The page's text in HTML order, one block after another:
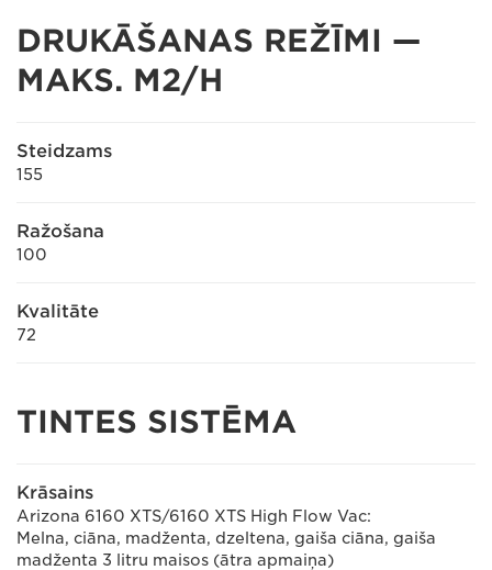
DRUKĀŠANAS REŽĪMI —
MAKS. M2/H
Steidzams
155
Ražošana
100
Kvalitāte
72
TINTES SISTĒMA
Krāsains
Arizona 6160 XTS/6160 XTS High Flow Vac:
Melna, ciāna, madženta, dzeltena, gaiša ciāna, gaiša
madženta 3 litru maisos (ātra apmaiņa)